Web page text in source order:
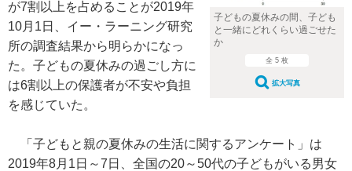
子どもの夏休みの間、子ども
と一緒にどれくらい過ごせた
か
全 5 枚
拡大写真
が7割以上を占めることが2019年
10月1日、イー・ラーニング研究
所の調査結果から明らかになっ
た。子どもの夏休みの過ごし方に
は6割以上の保護者が不安や負担
を感じていた。
「子どもと親の夏休みの生活に関するアンケート」は
2019年8月1日～7日、全国の20～50代の子どもがいる男女